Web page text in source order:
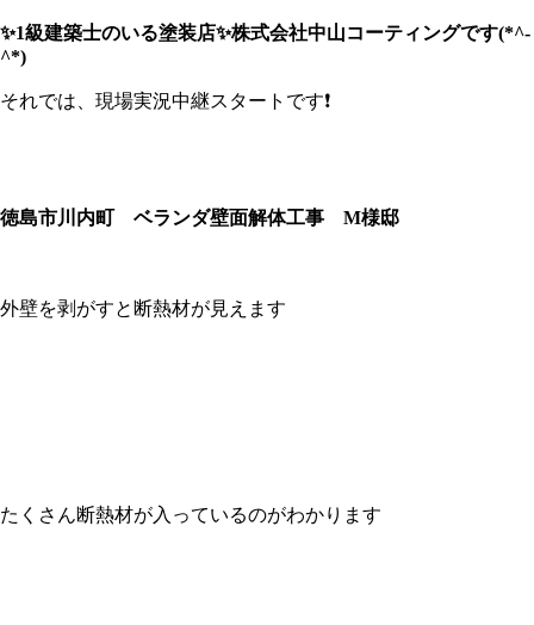
✨1級建築士のいる塗装店✨株式会社中山コーティングです(*^-
^*)
それでは、現場実況中継スタートです❗
徳島市川内町 ベランダ壁面解体工事 M様邸
外壁を剥がすと断熱材が見えます
たくさん断熱材が入っているのがわかります